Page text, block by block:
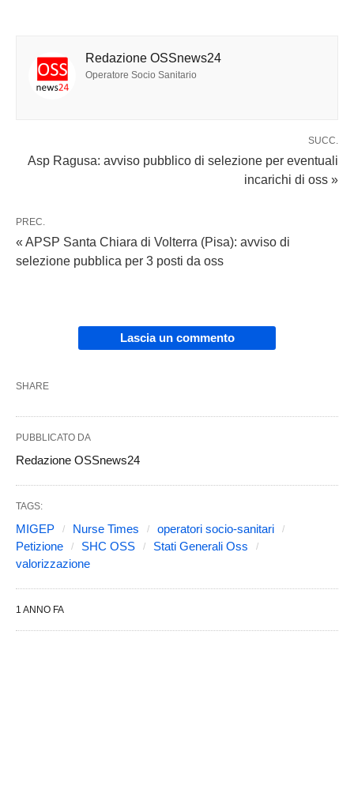
Redazione OSSnews24
Operatore Socio Sanitario
SUCC.
Asp Ragusa: avviso pubblico di selezione per eventuali
incarichi di oss »
PREC.
« APSP Santa Chiara di Volterra (Pisa): avviso di
selezione pubblica per 3 posti da oss
Lascia un commento
SHARE
PUBBLICATO DA
Redazione OSSnews24
TAGS:
MIGEP Nurse Times
operatori socio-sanitari
Petizione
SHC OSS
Stati Generali Oss
valorizzazione
1 ANNO FA